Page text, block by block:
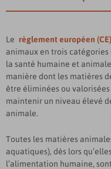
Le règlement européen (CE)
animaux en trois
la santé humaine et
manière dont les matières
être éliminées ou
maintenir un niveau élevé
animale.
Toutes les matières
aquatiques), dès lors
l’alimentation humaine,